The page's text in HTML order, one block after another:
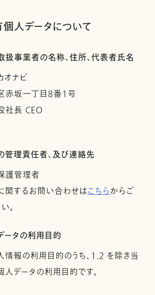
人データについて
事業者の名称、住所、代表者氏名
オナビ
赤坂一丁目8番1号
社長 CEO
理責任者、及び連絡先
護管理者
関するお問い合わせはこちらからご
。
タの利用目的
情報の利用目的のうち、1.2 を除き当
データの利用目的です。